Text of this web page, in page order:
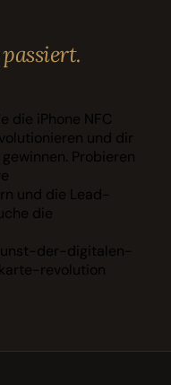
passiert.
die iPhone NFC
und dir
Probieren
und die Lead-
die
der-digitalen-
revolution